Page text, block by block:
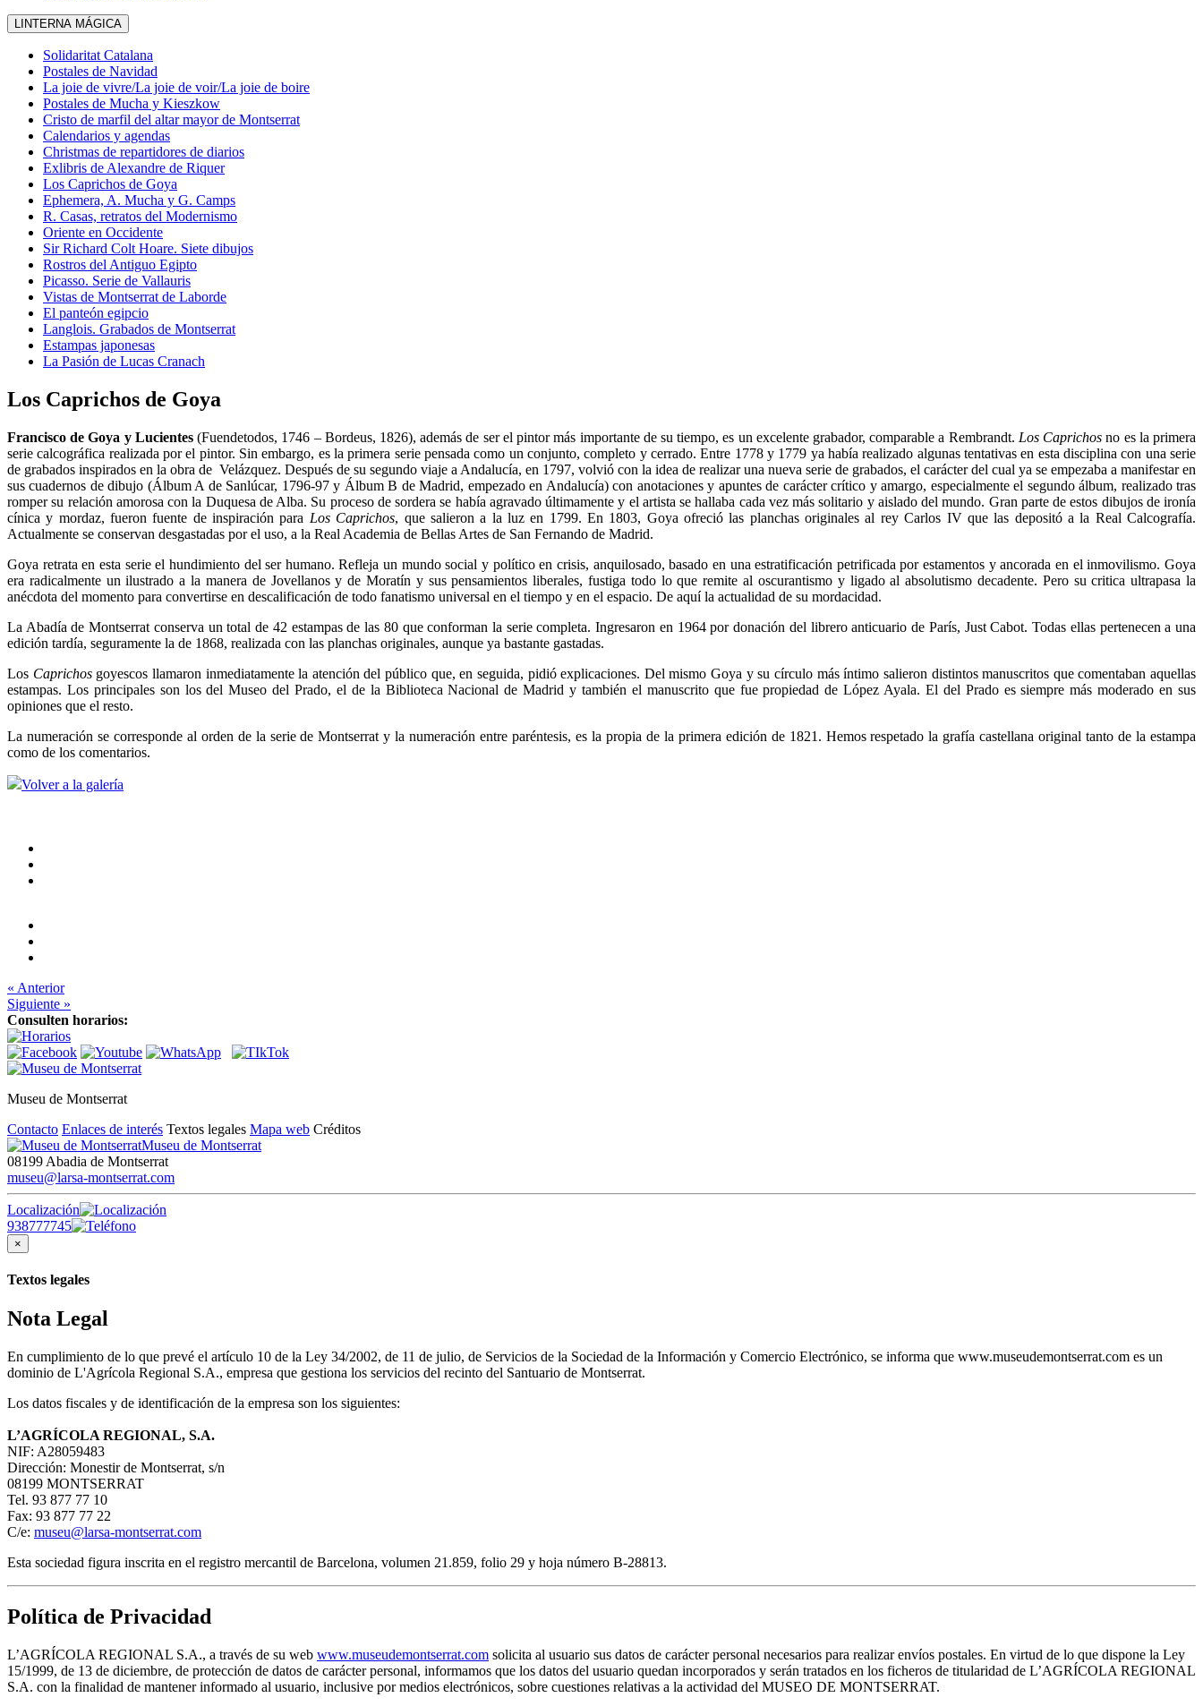
LINTERNA MÁGICA
Solidaritat Catalana
Postales de Navidad
La joie de vivre/La joie de voir/La joie de boire
Postales de Mucha y Kieszkow
Cristo de marfil del altar mayor de Montserrat
Calendarios y agendas
Christmas de repartidores de diarios
Exlibris de Alexandre de Riquer
Los Caprichos de Goya
Ephemera, A. Mucha y G. Camps
R. Casas, retratos del Modernismo
Oriente en Occidente
Sir Richard Colt Hoare. Siete dibujos
Rostros del Antiguo Egipto
Picasso. Serie de Vallauris
Vistas de Montserrat de Laborde
El panteón egipcio
Langlois. Grabados de Montserrat
Estampas japonesas
La Pasión de Lucas Cranach
Los Caprichos de Goya
Francisco de Goya y Lucientes(Fuendetodos, 1746 – Bordeus, 1826), además de ser el pintor más importante de su tiempo, es un excelente grabador, comparable a Rembrandt. Los Caprichos no es la primera
serie calcográfica realizada por el pintor. Sin embargo, es la primera serie pensada como un conjunto, completo y cerrado. Entre 1778 y 1779 ya había realizado algunas tentativas en esta disciplina con una serie
de grabados inspirados en la obra de Velázquez. Después de su segundo viaje a Andalucía, en 1797, volvió con la idea de realizar una nueva serie de grabados, el carácter del cual ya se empezaba a manifestar en
sus cuadernos de dibujo (Álbum A de Sanlúcar, 1796-97 y Álbum B de Madrid, empezado en Andalucía) con anotaciones y apuntes de carácter crítico y amargo, especialmente el segundo álbum, realizado tras
romper su relación amorosa con la Duquesa de Alba. Su proceso de sordera se había agravado últimamente y el artista se hallaba cada vez más solitario y aislado del mundo. Gran parte de estos dibujos de ironía
cínica y mordaz, fueron fuente de inspiración para Los Caprichos, que salieron a la luz en 1799. En 1803, Goya ofreció las planchas originales al rey Carlos IV que las depositó a la Real Calcografía.
Actualmente se conservan desgastadas por el uso, a la Real Academia de Bellas Artes de San Fernando de Madrid.
Goya retrata en esta serie el hundimiento del ser humano. Refleja un mundo social y político en crisis, anquilosado, basado en una estratificación petrificada por estamentos y ancorada en el inmovilismo. Goya
era radicalmente un ilustrado a la manera de Jovellanos y de Moratín y sus pensamientos liberales, fustiga todo lo que remite al oscurantismo y ligado al absolutismo decadente. Pero su critica ultrapasa la
anécdota del momento para convertirse en descalificación de todo fanatismo universal en el tiempo y en el espacio. De aquí la actualidad de su mordacidad.
La Abadía de Montserrat conserva un total de 42 estampas de las 80 que conforman la serie completa. Ingresaron en 1964 por donación del librero anticuario de París, Just Cabot. Todas ellas pertenecen a una
edición tardía, seguramente la de 1868, realizada con las planchas originales, aunque ya bastante gastadas.
Los Caprichos goyescos llamaron inmediatamente la atención del público que, en seguida, pidió explicaciones. Del mismo Goya y su círculo más íntimo salieron distintos manuscritos que comentaban aquellas
estampas. Los principales son los del Museo del Prado, el de la Biblioteca Nacional de Madrid y también el manuscrito que fue propiedad de López Ayala. El del Prado es siempre más moderado en sus
opiniones que el resto.
La numeración se corresponde al orden de la serie de Montserrat y la numeración entre paréntesis, es la propia de la primera edición de 1821. Hemos respetado la grafía castellana original tanto de la estampa
como de los comentarios.
Volver a la galería
« Anterior
Siguiente »
Consulten horarios:
Museu de Montserrat
Contacto Enlaces de interés Textos legales Mapa web Créditos
Museu de Montserrat
08199 Abadia de Montserrat
museu@larsa-montserrat.com
Localización
938777745
×
Textos legales
Nota Legal
En cumplimiento de lo que prevé el artículo 10 de la Ley 34/2002, de 11 de julio, de Servicios de la Sociedad de la Información y Comercio Electrónico, se informa que www.museudemontserrat.com es un
dominio de L'Agrícola Regional S.A., empresa que gestiona los servicios del recinto del Santuario de Montserrat.
Los datos fiscales y de identificación de la empresa son los siguientes:
L’AGRÍCOLA REGIONAL, S.A.
NIF: A28059483
Dirección: Monestir de Montserrat, s/n
08199 MONTSERRAT
Tel. 93 877 77 10
Fax: 93 877 77 22
C/e: museu@larsa-montserrat.com
Esta sociedad figura inscrita en el registro mercantil de Barcelona, volumen 21.859, folio 29 y hoja número B-28813.
Política de Privacidad
L’AGRÍCOLA REGIONAL S.A., a través de su web www.museudemontserrat.com solicita al usuario sus datos de carácter personal necesarios para realizar envíos postales. En virtud de lo que dispone la Ley
15/1999, de 13 de diciembre, de protección de datos de carácter personal, informamos que los datos del usuario quedan incorporados y serán tratados en los ficheros de titularidad de L’AGRÍCOLA REGIONAL
S.A. con la finalidad de mantener informado al usuario, inclusive por medios electrónicos, sobre cuestiones relativas a la actividad del MUSEO DE MONTSERRAT.